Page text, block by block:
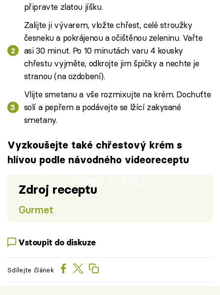
připravte zlatou jíšku.
Zalijte ji vývarem, vložte chřest, celé stroužky
česneku a pokrájenou a očištěnou zeleninu. Vařte
asi 30 minut. Po 10 minutách varu 4 kousky
chřestu vyjměte, odkrojte jim špičky a nechte je
stranou (na ozdobení).
Vlijte smetanu a vše rozmixujte na krém. Dochuťte
solí a pepřem a podávejte se lžící zakysané
smetany.
Vyzkoušejte také chřestový krém s
hlívou podle návodného videoreceptu
Zdroj receptu
Gurmet
Vstoupit do diskuze
Sdílejte článek